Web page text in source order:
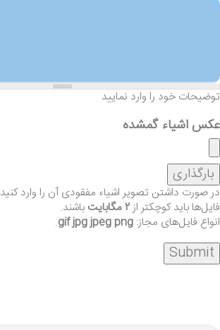
توضیحات خود را وارد نمایید
عکس اشیاء گمشده
در صورت داشتن تصویر اشیاء مفقودی آن را وارد کنید
فایل‌ها باید کوچکتر از۲ مگابایت
باشند.
انواع فایل‌های مجاز: gif jpg jpeg png
.